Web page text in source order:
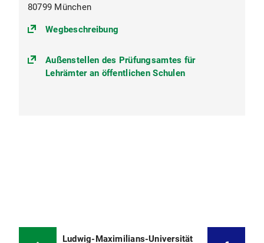
80799 München
Wegbeschreibung
Außenstellen des Prüfungsamtes für
Lehrämter an öffentlichen Schulen
Ludwig-Maximilians-Universität